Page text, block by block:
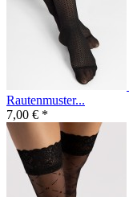
Rautenmuster...
7,00 € *